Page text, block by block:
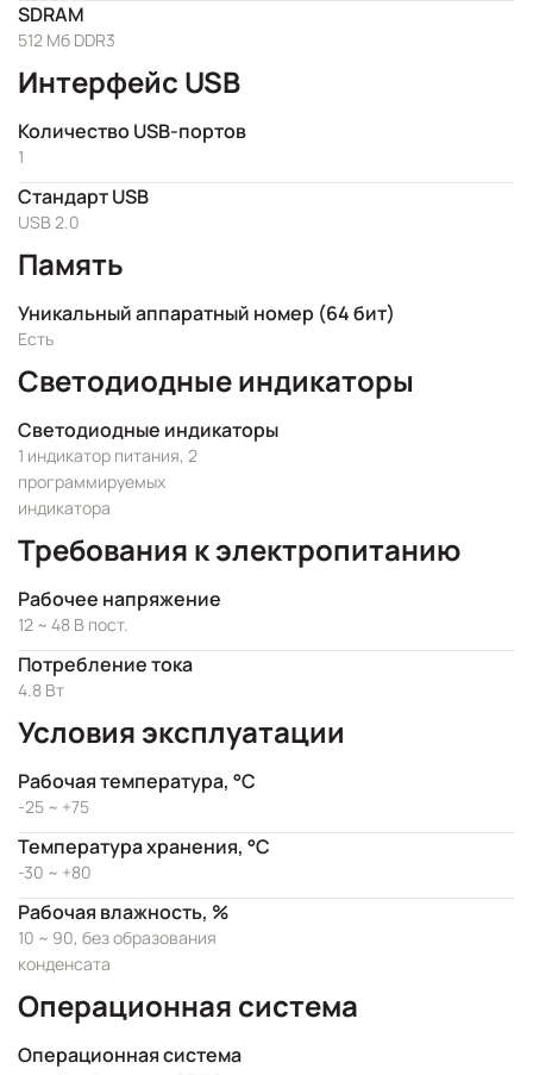
SDRAM
512 Мб DDR3
Интерфейс USB
Количество USB-портов
1
Стандарт USB
USB 2.0
Память
Уникальный аппаратный номер (64 бит)
Есть
Светодиодные индикаторы
Светодиодные индикаторы
1 индикатор питания, 2
программируемых
индикатора
Требования к электропитанию
Рабочее напряжение
12 ~ 48 В пост.
Потребление тока
4.8 Вт
Условия эксплуатации
Рабочая температура, °C
-25 ~ +75
Температура хранения, °C
-30 ~ +80
Рабочая влажность, %
10 ~ 90, без образования
конденсата
Операционная система
Операционная система